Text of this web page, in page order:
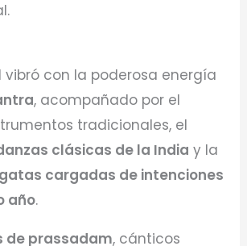
vibró con la poderosa energía
, acompañado por el
tradicionales, el
clásicas de la India y la
cargadas de intenciones
año.
de prassadam, cánticos